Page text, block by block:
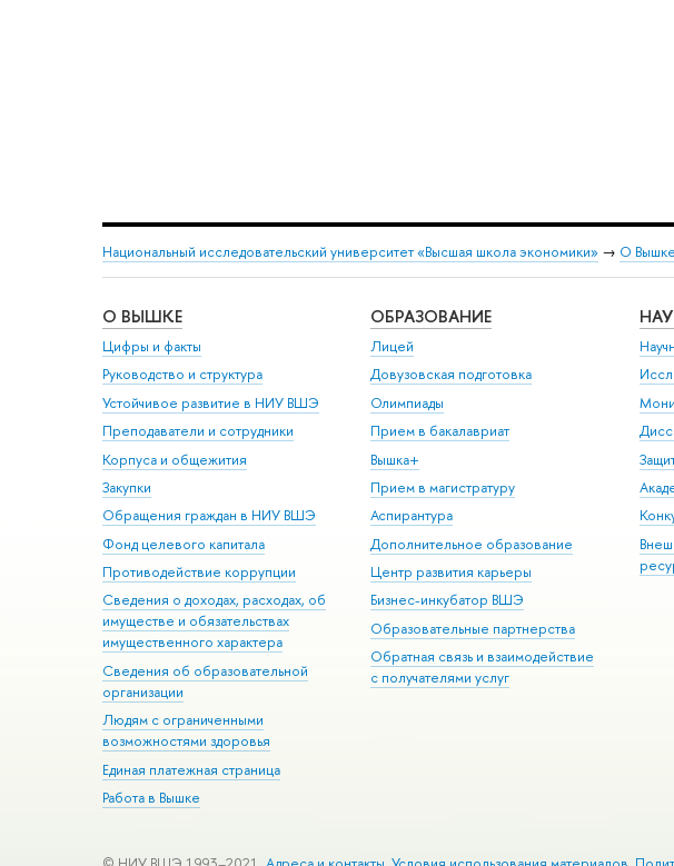
Национальный исследовательский университет «Высшая школа экономики» → О Вышке
О ВЫШКЕ
Цифры и факты
Руководство и структура
Устойчивое развитие в НИУ ВШЭ
Преподаватели и сотрудники
Корпуса и общежития
Закупки
Обращения граждан в НИУ ВШЭ
Фонд целевого капитала
Противодействие коррупции
Сведения о доходах, расходах, об
имуществе и обязательствах
имущественного характера
Сведения об образовательной
организации
Людям с ограниченными
возможностями здоровья
Единая платежная страница
Работа в Вышке
ОБРАЗОВАНИЕ
Лицей
Довузовская подготовка
Олимпиады
Прием в бакалавриат
Вышка+
Прием в магистратуру
Аспирантура
Дополнительное образование
Центр развития карьеры
Бизнес-инкубатор ВШЭ
Образовательные партнерства
Обратная связь и взаимодействие
с получателями услуг